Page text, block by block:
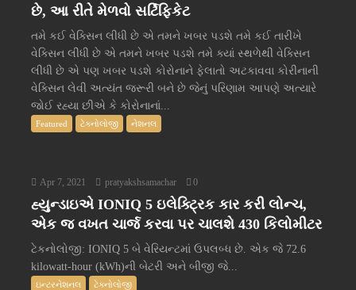
છે, આ રીતે મેળવો સર્ટિફિકેટ
તમે કઈ વેક્સિન લીધી છે એ તમને ખબર પડશે તમે કઈ તારીખે
વેક્સિન લીધી છે એ તમને ખબર પડશે તમે ક્યાં સ્થળેથી વેક્સિન
લીધી છે એ પણ ખબર પડશે કોરોનાને ફેલાતો અટકાવવા કોરીનાની
વેક્સિન લેવી અત્યંત જરૂરી બને છે જેનું પરિણામ આપણે અત્યારે
જોઈ રહ્યા છીએ કે કોરોનાનાં...
Featured ટેક્નોલોજી નેશનલ
Apr 7, 2021 pratyakshsamachar 0
હ્યુન્ડાઇએ IONIQ 5 ઇલેક્ટ્રિક કાર કરી લોન્ચ,
એક જ વખત ચાર્જ કરવા પર ચાલશે 430 કિલોમીટર
ટેકનોલોજી: IONIQ 5 બે વેરિયન્ટમાં ઉપલબ્ધ છે. એક જે 72.6
kilowatt-hour (kWh)ની બેટરી અને બીજી જે...
ઇન્ટરનેશનલ ટેક્નોલોજી